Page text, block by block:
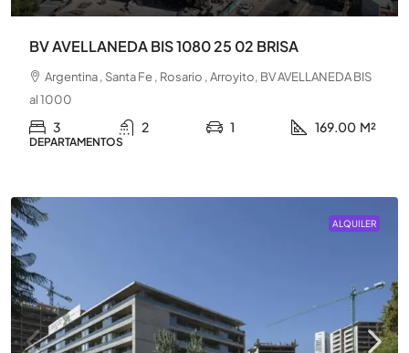
BV AVELLANEDA BIS 1080 25 02 BRISA
Argentina , Santa Fe , Rosario , Arroyito, BV AVELLANEDA BIS
al 1000
3 2 1 169.00 M²
DEPARTAMENTOS
ALQUILER